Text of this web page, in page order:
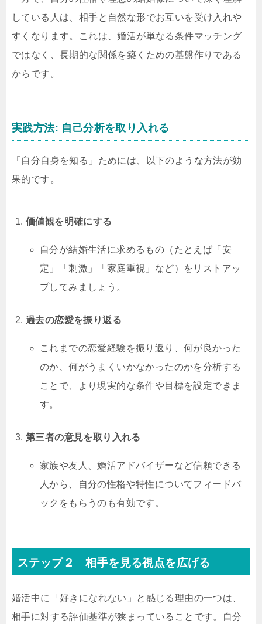
している人は、相手と自然な形でお互いを受け入れや
すくなります。これは、婚活が単なる条件マッチング
ではなく、長期的な関係を築くための基盤作りである
からです。
実践方法: 自己分析を取り入れる
「自分自身を知る」ためには、以下のような方法が効
果的です。
価値観を明確にする
自分が結婚生活に求めるもの（たとえば「安
定」「刺激」「家庭重視」など）をリストアッ
プしてみましょう。
過去の恋愛を振り返る
これまでの恋愛経験を振り返り、何が良かった
のか、何がうまくいかなかったのかを分析する
ことで、より現実的な条件や目標を設定できま
す。
第三者の意見を取り入れる
家族や友人、婚活アドバイザーなど信頼できる
人から、自分の性格や特性についてフィードバ
ックをもらうのも有効です。
ステップ２ 相手を見る視点を広げる
婚活中に「好きになれない」と感じる理由の一つは、
相手に対する評価基準が狭まっていることです。自分